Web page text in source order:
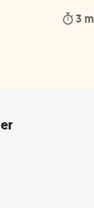
3